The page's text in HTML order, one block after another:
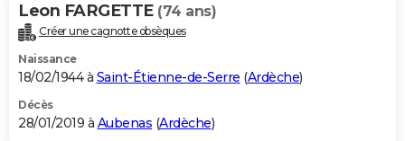
Leon FARGETTE (74 ans)
Créer une cagnotte obsèques
Naissance
18/02/1944 à Saint-Étienne-de-Serre (Ardèche)
Décès
28/01/2019 à Aubenas (Ardèche)